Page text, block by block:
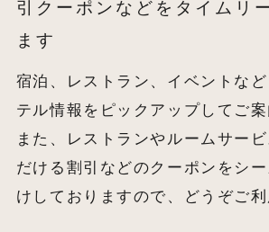
引クーポンなどをタイムリ
ます
宿泊、レストラン、イベントな
テル情報をピックアップしてご案
また、レストランやルームサー
だける割引などのクーポンをシ
けしておりますので、どうぞご利